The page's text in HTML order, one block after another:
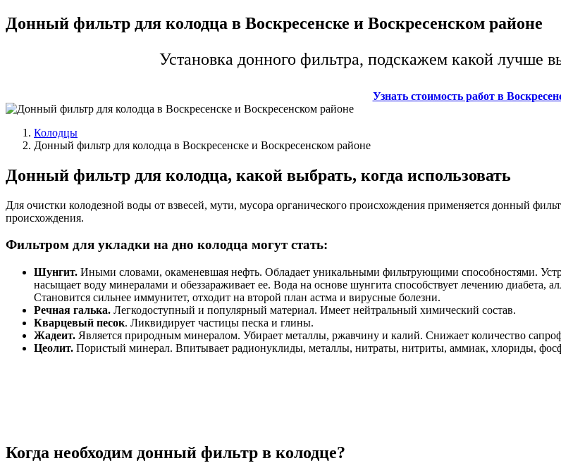
Донный фильтр для колодца в Воскресенске и Воскресенском районе
Установка донного фильтра, подскажем какой лучше
Узнать стоимость работ в
Колодцы
Донный фильтр для колодца в Воскресенске и Воскресенском районе
Донный фильтр для колодца, какой выбрать, когда использовать
Для очистки колодезной воды от взвесей, мути, мусора органического происхождения применяется донный
происхождения.
Фильтром для укладки на дно колодца могут стать:
Шунгит. Иными словами, окаменевшая нефть. Обладает уникальными фильтрующими способностями.
насыщает воду минералами и обеззараживает ее. Вода на основе шунгита способствует лечению диабета,
Становится сильнее иммунитет, отходит на второй план астма и вирусные болезни.
Речная галька. Легкодоступный и популярный материал. Имеет нейтральный химический состав.
Кварцевый песок. Ликвидирует частицы песка и глины.
Жадеит. Является природным минералом. Убирает металлы, ржавчину и калий. Снижает количество
Цеолит. Пористый минерал. Впитывает радионуклиды, металлы, нитраты, нитриты, аммиак, хлориды,
Когда необходим донный фильтр в колодце?